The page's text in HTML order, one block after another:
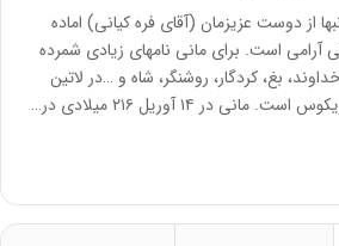
از دوست عزیزمان (آقای فره کیانی) اماده
آرامی است. برای مانی نامهای زیادی شمرده
بغ، کردگار، روشنگر، شاه و …در لاتین
در ۱۴ آوریل ۲۱۶ میلادی در…